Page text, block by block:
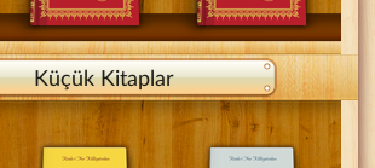
Küçük Kitaplar